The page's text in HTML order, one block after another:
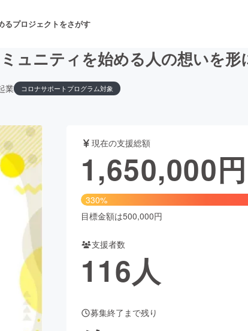
るプロジェクトをさがす
舞台・パフォーマンス
フード・飲食店 ファッション
アニメ・漫画
ビューティー・ヘルスケア
CAMPFIRE Creation
ュニティを始める人の想いを形
業 コロナサポートプログラム対象
現在の支援総額
1,650,000円
330%
目標金額は500,000円
支援者数
116人
募集終了まで残り